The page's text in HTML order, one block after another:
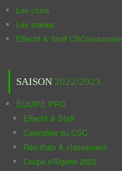
Les clubs
Les stades
Effectif & Staff CSConstantine
SAISON 2022/2023
ÉQUIPE PRO
Effectif & Staff
Calendrier du CSC
Résultats & classement
Coupe d'Algérie 2023